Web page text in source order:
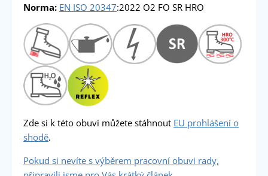
Norma: EN ISO 20347:2022 O2 FO SR HRO
Zde si k této obuvi můžete stáhnout EU prohlášení o
shodě.
Pokud si nevíte s výběrem pracovní obuvi rady,